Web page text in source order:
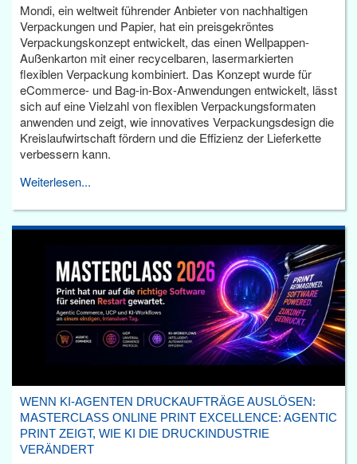
Mondi, ein weltweit führender Anbieter von nachhaltigen
Verpackungen und Papier, hat ein preisgekröntes
Verpackungskonzept entwickelt, das einen Wellpappen-
Außenkarton mit einer recycelbaren, lasermarkierten
flexiblen Verpackung kombiniert. Das Konzept wurde für
eCommerce- und Bag-in-Box-Anwendungen entwickelt, lässt
sich auf eine Vielzahl von flexiblen Verpackungsformaten
anwenden und zeigt, wie innovatives Verpackungsdesign die
Kreislaufwirtschaft fördern und die Effizienz der Lieferkette
verbessern kann.
Weiterlesen...
WENN KI-AGENTEN DRUCKAUFTRÄGE AUSLÖSEN:
MASTERCLASS ONLINE PRINT EXCELLENCE: AGENTIC
PRINT ZEIGT, WIE KI DIE DRUCKINDUSTRIE
VERÄNDERT